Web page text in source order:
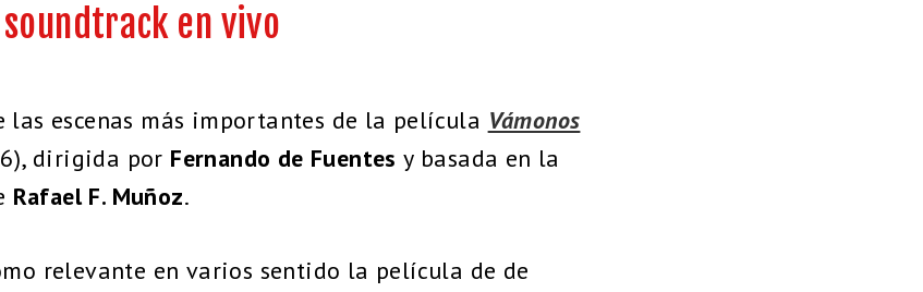
en vivo
las escenas más importantes de la película Vámonos
dirigida por Fernando de Fuentes y basada en la
Rafael F. Muñoz.
relevante en varios sentido la película de de